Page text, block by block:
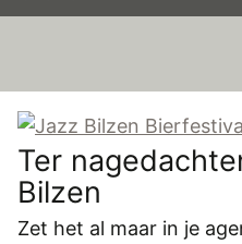
Topmenu
Ter
Bilzen
Zet het al maar in je